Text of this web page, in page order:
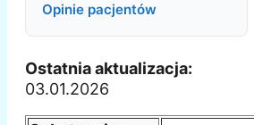
Opinie pacjentów
Ostatnia aktualizacja:
03.01.2026